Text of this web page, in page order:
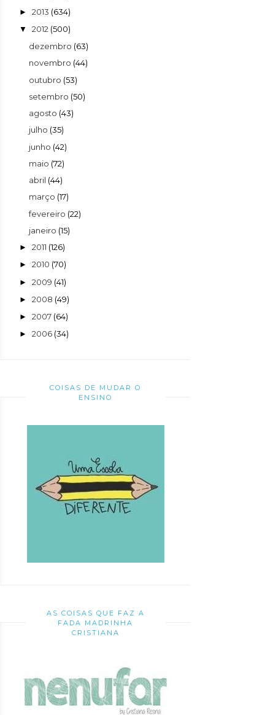
► 2013 (634)
▼ 2012 (500)
dezembro (63)
novembro (44)
outubro (53)
setembro (50)
agosto (43)
julho (35)
junho (42)
maio (72)
abril (44)
março (17)
fevereiro (22)
janeiro (15)
► 2011 (126)
► 2010 (70)
► 2009 (41)
► 2008 (49)
► 2007 (64)
► 2006 (34)
COISAS DE MUDAR O
ENSINO
AS COISAS QUE FAZ A
FADA MADRINHA
CRISTIANA